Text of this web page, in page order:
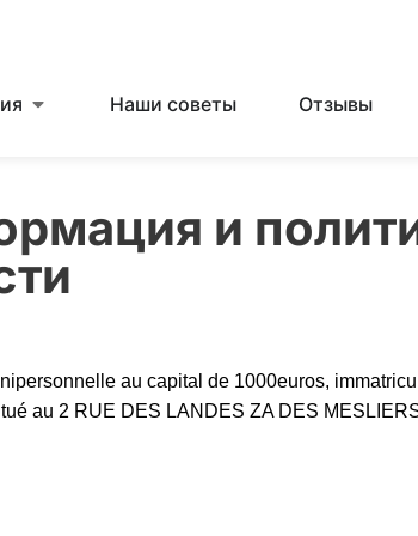
Наши советы Отзывы
и
au capital de 1000euros,
au 2 RUE DES LANDES ZA DES